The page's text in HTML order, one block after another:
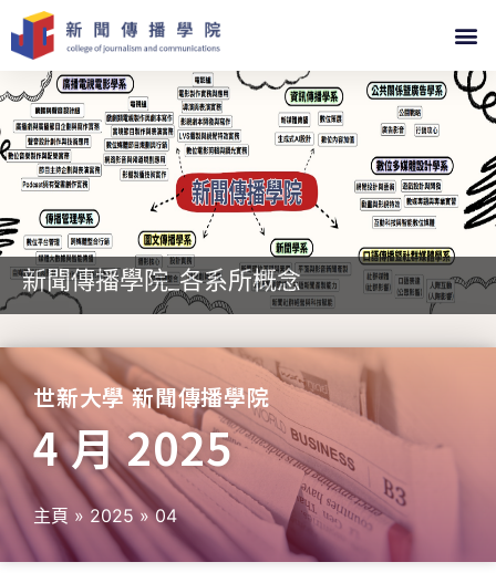
新聞傳播學院_各系所概念
世新大學 新聞傳播學院
4 月 2025
主頁 » 2025 »04